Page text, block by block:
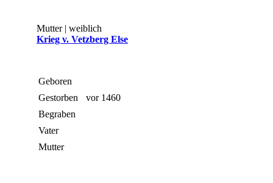
Mutter | weiblich
Krieg v. Vetzberg Else
Geboren
Gestorben
vor 1460
Begraben
Vater
Mutter